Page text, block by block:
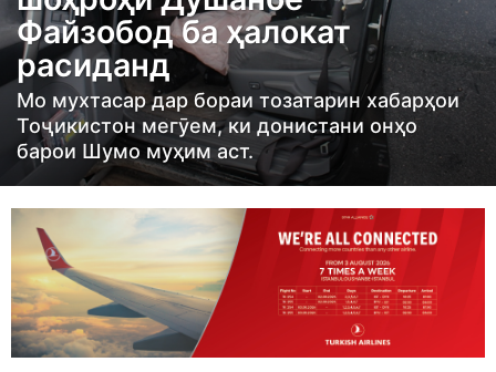
s
a
g
o
5
e
r
s
a
g
Файзобод ба ҳалокат
расиданд
Мо мухтасар дар бораи тозатарин хабарҳои
Тоҷикистон мегӯем, ки донистани онҳо
барои Шумо муҳим аст.